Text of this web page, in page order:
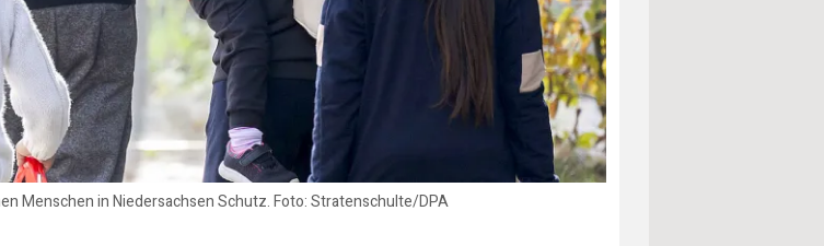
Menschen in Niedersachsen Schutz. Foto: Stratenschulte/DPA